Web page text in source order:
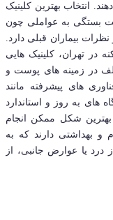
انتخاب بهترین کلینیک
بستگی به عواملی چون
بیماران قبلی دارد.
در تهران، کلینیک هایی
در زمینه های پوست و
های پیشرفته مانند
های به روز و استاندارد
شکل ممکن انجام
و بهداشتی دارند که به
درد یا عوارض جانبی، از